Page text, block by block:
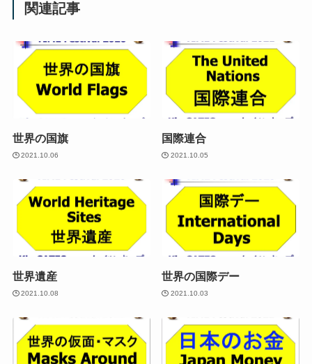
関連記事
世界の国旗
2021.10.06
国際連合
2021.10.05
世界遺産
2021.10.08
世界の国際デー
2021.10.03